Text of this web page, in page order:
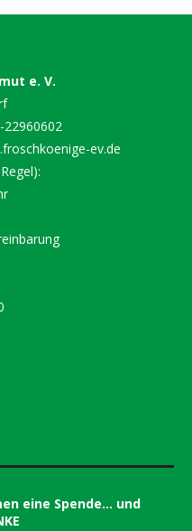
e. V.
22960602
ev.de
eine Spende… und